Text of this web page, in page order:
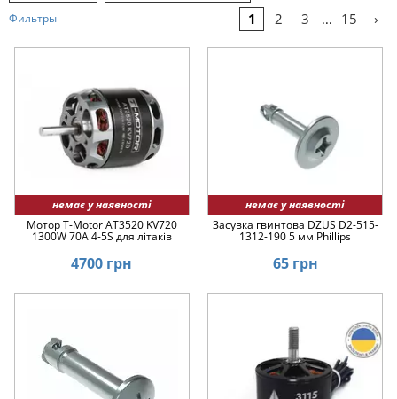
Рейтинг
▲
Ціна ▼
Фильтры 1 2 3 ... 15 ›
немає у наявності
Мотор T-Motor AT3520 KV720
1300W 70A 4-5S для літаків
4700 грн
немає у наявності
Засувка гвинтова DZUS D2-515-
1312-190 5 мм Phillips
65 грн